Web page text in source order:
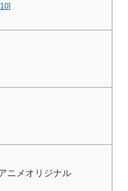
10]
ニメオリジナル